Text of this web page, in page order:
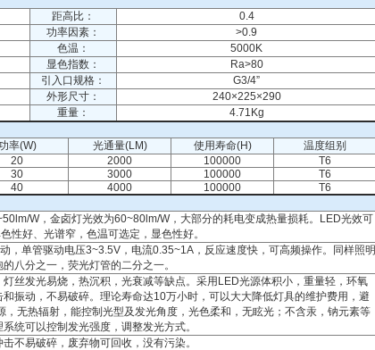
距高比：
0.4
功率因素：
>0.9
色温：
5000K
显色指数：
Ra>80
引入口规格：
G3/4”
外形尺寸：
240×225×290
重量：
4.71Kg
率(W) 光通量(LM) 使用寿命(H)
温度组别
20 2000 100000
T6
30 3000 100000
T6
40 4000 100000
T6
W，金卤灯光效为60~80lm/W，大部分的耗电变成热量损耗。LED光效可
性好、光谱窄，色温可选定，显色性好。
，单管驱动电压3~3.5V，电流0.35~1A，反应速度快，可高频操作。同样照明
八分之一，荧光灯管的二分之一。
丝发光易烧，热沉积，光衰减等缺点。采用LED光源体积小，重量轻，环氧
振动，不易破碎。理论寿命达10万小时，可以大大降低灯具的维护费用，避
，无热辐射，能控制光型及发光角度，光色柔和，无眩光；不含汞，钠元素等
统可以控制发光强度，调整发光方式。
不易破碎，废弃物可回收，没有污染。